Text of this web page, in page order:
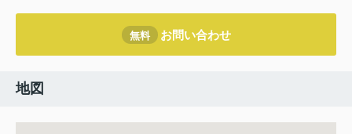
無料 お問い合わせ
地図